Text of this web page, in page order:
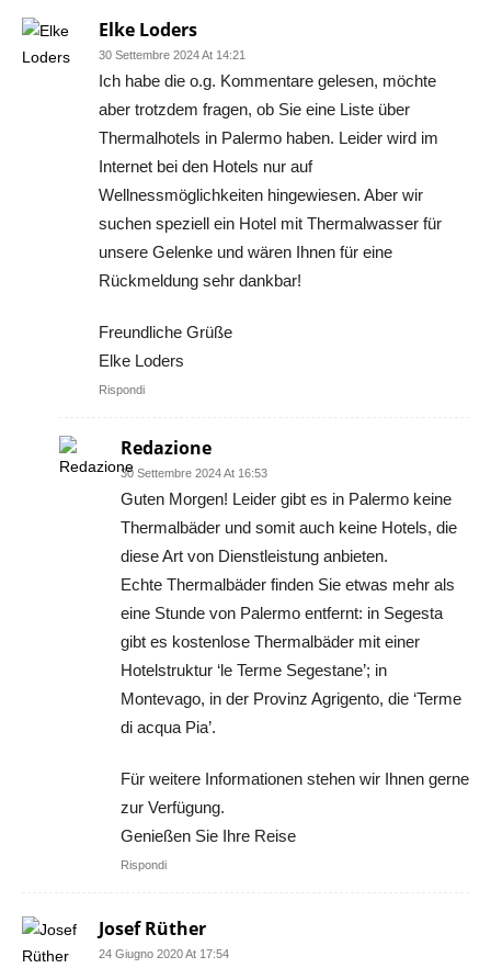
Elke Loders
30 Settembre 2024 At 14:21
Ich habe die o.g. Kommentare gelesen, möchte
aber trotzdem fragen, ob Sie eine Liste über
Thermalhotels in Palermo haben. Leider wird im
Internet bei den Hotels nur auf
Wellnessmöglichkeiten hingewiesen. Aber wir
suchen speziell ein Hotel mit Thermalwasser für
unsere Gelenke und wären Ihnen für eine
Rückmeldung sehr dankbar!
Freundliche Grüße
Elke Loders
Rispondi
Redazione
30 Settembre 2024 At 16:53
Guten Morgen! Leider gibt es in Palermo keine
Thermalbäder und somit auch keine Hotels, die
diese Art von Dienstleistung anbieten.
Echte Thermalbäder finden Sie etwas mehr als
eine Stunde von Palermo entfernt: in Segesta
gibt es kostenlose Thermalbäder mit einer
Hotelstruktur ‘le Terme Segestane’; in
Montevago, in der Provinz Agrigento, die ‘Terme
di acqua Pia’.
Für weitere Informationen stehen wir Ihnen gerne
zur Verfügung.
Genießen Sie Ihre Reise
Rispondi
Josef Rüther
24 Giugno 2020 At 17:54